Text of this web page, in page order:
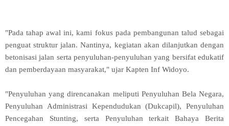
"Pada tahap awal ini, kami fokus pada pembangunan talud sebagai
penguat struktur jalan. Nantinya, kegiatan akan dilanjutkan dengan
betonisasi jalan serta penyuluhan-penyuluhan yang bersifat edukatif
dan pemberdayaan masyarakat," ujar Kapten Inf Widoyo.
"Penyuluhan yang direncanakan meliputi Penyuluhan Bela Negara,
Penyuluhan Administrasi Kependudukan (Dukcapil), Penyuluhan
Pencegahan Stunting, serta Penyuluhan terkait Bahaya Berita